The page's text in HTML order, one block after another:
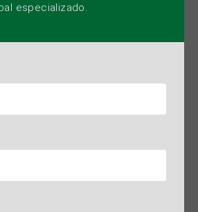
especializado.